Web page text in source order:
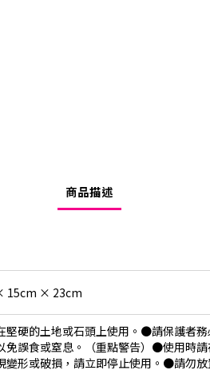
商品描述
15cm × 23cm
硬的土地或石頭上使用。●請保護者
免誤食或窒息。（重點警告）●使用時
形或破損，請立即停止使用。●請勿